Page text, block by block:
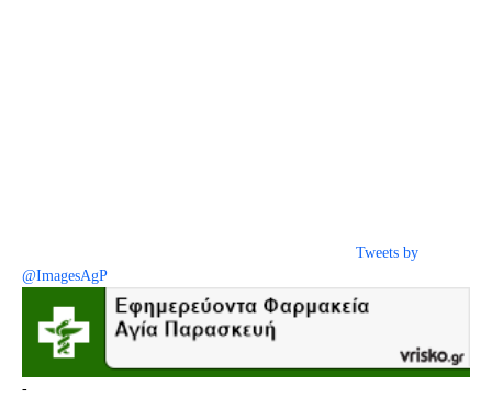
Tweets by
@ImagesAgP
-